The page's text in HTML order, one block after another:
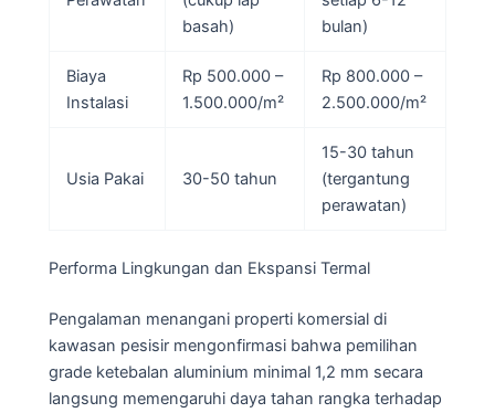
basah)
bulan)
Biaya
Instalasi
Rp 500.000 –
1.500.000/m²
Rp 800.000 –
2.500.000/m²
Usia Pakai 30-50 tahun
15-30 tahun
(tergantung
perawatan)
Performa Lingkungan dan Ekspansi Termal
Pengalaman menangani properti komersial di
kawasan pesisir mengonfirmasi bahwa pemilihan
grade ketebalan aluminium minimal 1,2 mm secara
langsung memengaruhi daya tahan rangka terhadap